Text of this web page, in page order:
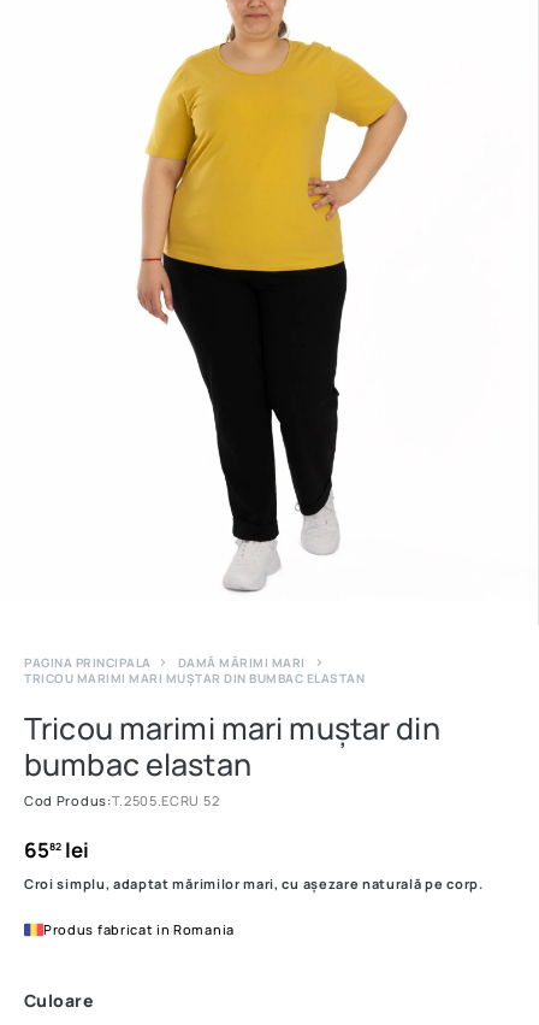
PAGINA PRINCIPALA
DAMĂ MĂRIMI MARI
TRICOU MARIMI MARI MUȘTAR DIN BUMBAC ELASTAN
Tricou marimi mari muștar din
bumbac elastan
Cod Produs:T.2505.ECRU 52
6582lei
Croi simplu, adaptat mărimilor mari, cu așezare naturală pe corp.
Produs fabricat in Romania
Culoare